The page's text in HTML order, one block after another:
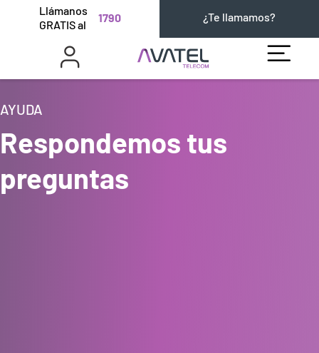
Llámanos
GRATIS al
1790 ¿Te llamamos?
AYUDA
Respondemos tus
preguntas